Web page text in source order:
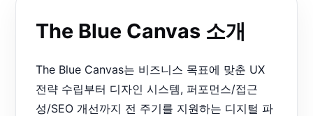
The Blue Canvas 소개
The Blue Canvas는 비즈니스 목표에 맞춘 UX
전략 수립부터 디자인 시스템, 퍼포먼스/접근
성/SEO 개선까지 전 주기를 지원하는 디지털 파